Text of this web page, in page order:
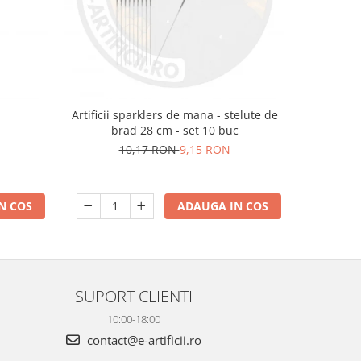
COS
Artificii sparklers de mana - stelute de
brad 28 cm - set 10 buc
10,17 RON9,15 RON
ADAUGA IN COS
SUPORT CLIENTI
10:00-18:00
contact@e-artificii.ro